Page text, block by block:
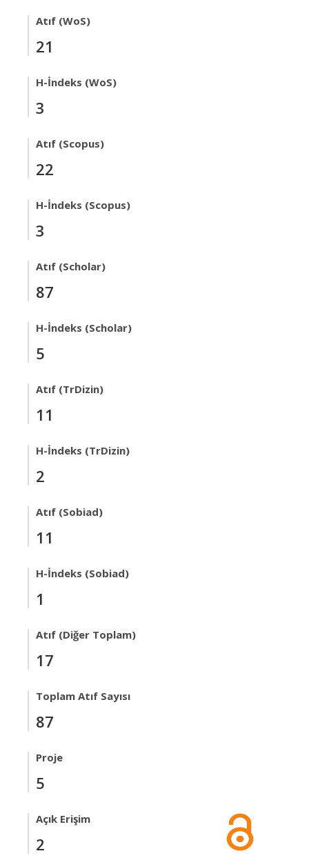
Atıf (WoS)
21
H-İndeks (WoS)
3
Atıf (Scopus)
22
H-İndeks (Scopus)
3
Atıf (Scholar)
87
H-İndeks (Scholar)
5
Atıf (TrDizin)
11
H-İndeks (TrDizin)
2
Atıf (Sobiad)
11
H-İndeks (Sobiad)
1
Atıf (Diğer Toplam)
17
Toplam Atıf Sayısı
87
Proje
5
Açık Erişim
2